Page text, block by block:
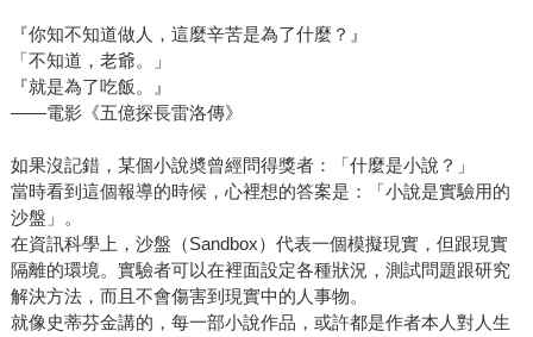
『你知不知道做人，這麼辛苦是為了什麼？』
「不知道，老爺。」
『就是為了吃飯。』
——電影《五億探長雷洛傳》
如果沒記錯，某個小說奬曾經問得獎者：「什麼是小說？」
當時看到這個報導的時候，心裡想的答案是：「小說是實驗用的
沙盤」。
在資訊科學上，沙盤（Sandbox）代表一個模擬現實，但跟現實
隔離的環境。實驗者可以在裡面設定各種狀況，測試問題跟研究
解決方法，而且不會傷害到現實中的人事物。
就像史蒂芬金講的，每一部小說作品，或許都是作者本人對人生